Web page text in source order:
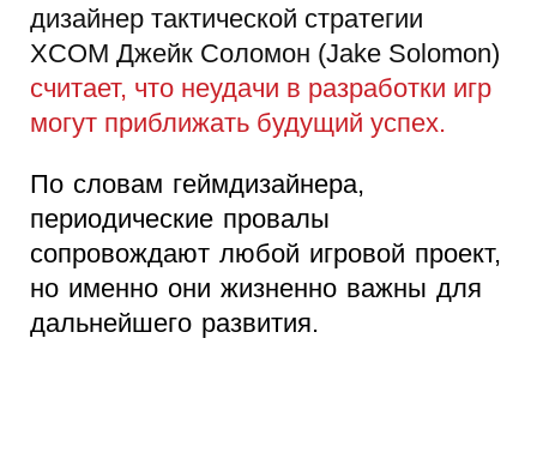
дизайнер тактической стратегии
XCOM Джейк Соломон (Jake Solomon)
считает, что неудачи в разработки игр
могут приближать будущий успех.
По словам геймдизайнера,
периодические провалы
сопровождают любой игровой проект,
но именно они жизненно важны для
дальнейшего развития.